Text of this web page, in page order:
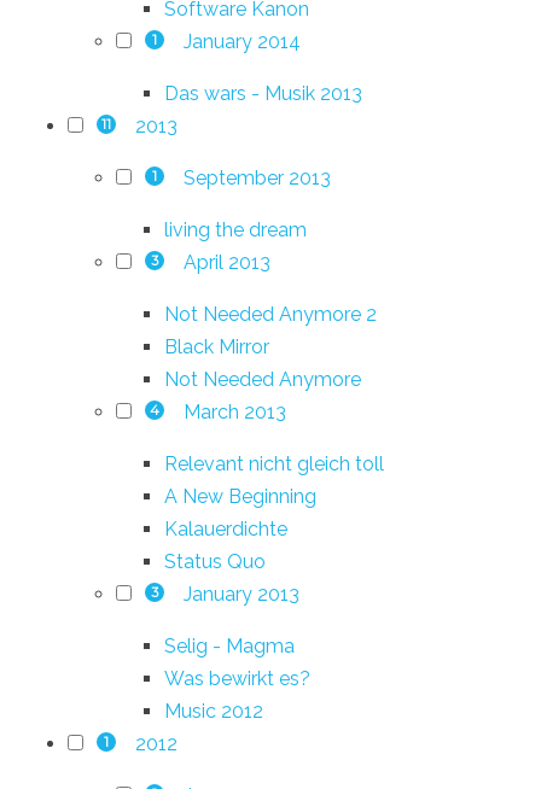
Software Kanon
1 January 2014
Das wars - Musik 2013
11 2013
1 September 2013
living the dream
3 April 2013
Not Needed Anymore 2
Black Mirror
Not Needed Anymore
4 March 2013
Relevant nicht gleich toll
A New Beginning
Kalauerdichte
Status Quo
3 January 2013
Selig - Magma
Was bewirkt es?
Music 2012
1 2012